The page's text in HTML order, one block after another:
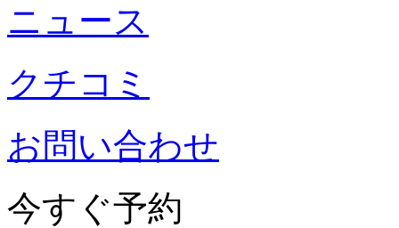
ニュース
クチコミ
お問い合わせ
今すぐ予約